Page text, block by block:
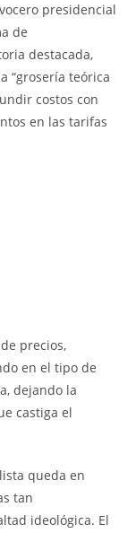
presidencial
de
destacada,
“grosería teórica
costos con
en las tarifas
precios,
en el tipo de
dejando la
castiga el
queda en
tan
ideológica. El